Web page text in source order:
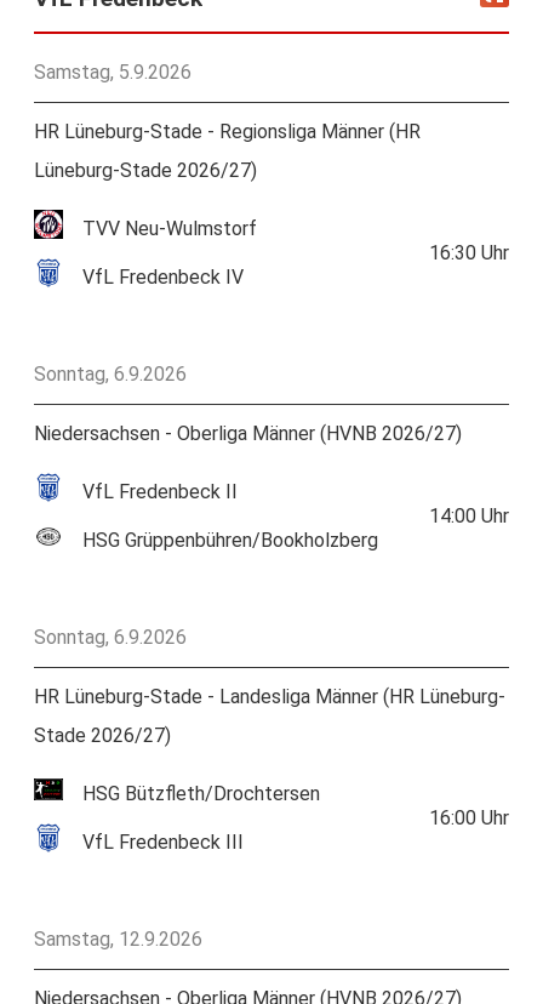
Samstag, 5.9.2026
HR Lüneburg-Stade - Regionsliga Männer (HR
Lüneburg-Stade 2026/27)
TVV Neu-Wulmstorf
VfL Fredenbeck IV
16:30 Uhr
Sonntag, 6.9.2026
Niedersachsen - Oberliga Männer (HVNB 2026/27)
VfL Fredenbeck II
HSG Grüppenbühren/Bookholzberg
14:00 Uhr
Sonntag, 6.9.2026
HR Lüneburg-Stade - Landesliga Männer (HR Lüneburg-
Stade 2026/27)
HSG Bützfleth/Drochtersen
VfL Fredenbeck III
16:00 Uhr
Samstag, 12.9.2026
Niedersachsen - Oberliga Männer (HVNB 2026/27)